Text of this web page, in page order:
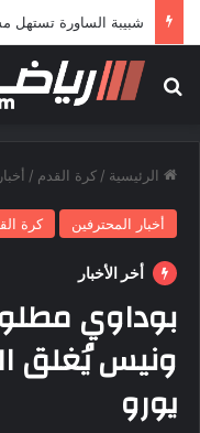
شبيبة الساورة تستهل
بحث عن
الرئيسية / كرة القدم /
أخبار المحترفين كرة
أخر الأخبار
بوداوي
يورو